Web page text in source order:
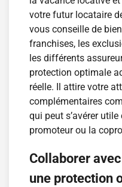
votre futur locataire
vous conseille de
franchises, les
les différents
protection optimale
réelle. Il attire votre
complémentaires
qui peut s’avérer
promoteur ou la
Collaborer
une protection